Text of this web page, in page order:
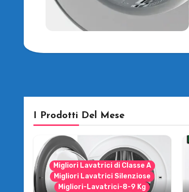
I Prodotti Del Mese
Migliori Lavatrici di Classe A
Migliori Lavatrici Silenziose
Migliori-Lavatrici-8-9 Kg